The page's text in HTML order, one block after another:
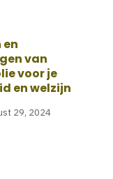
van
voor je
en welzijn
29, 2024